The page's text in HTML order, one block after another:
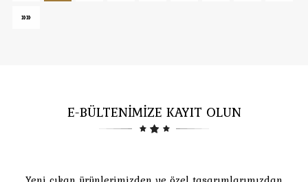
»»
E-BÜLTENİMİZE KAYIT OLUN